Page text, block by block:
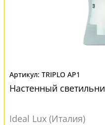
TRIPLO AP1
Настенный
Ideal Lux (Италия)